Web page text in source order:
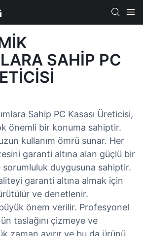
SAHIP PC
Sahip PC Kasası Üreticisi,
önemli bir konuma sahiptir.
kullanım ömrü sunar. Her
garanti altına alan güçlü bir
duygusuna sahiptir.
garanti altına almak için
ve denetlenir.
önem verilir. Profesyonel
taslağını çizmeye ve
zaman ayırır ve bu da ürünü